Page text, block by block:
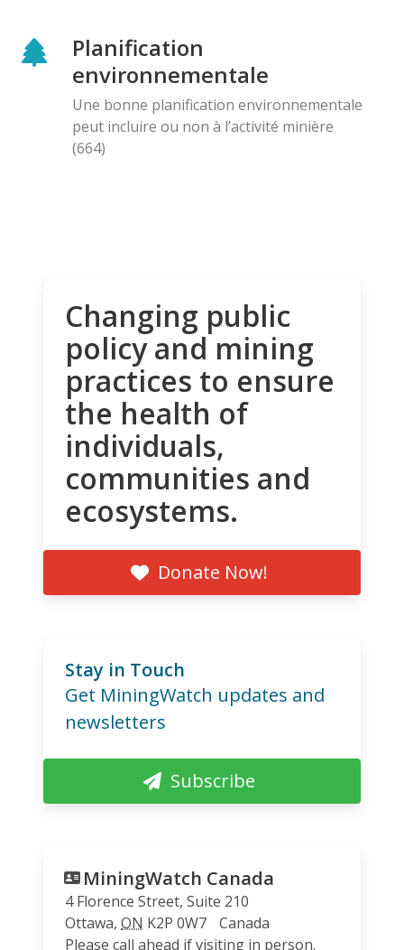
Planification
environnementale
Une bonne planification environnementale
peut incluire ou non à l’activité minière
(664)
Changing public
policy and mining
practices to ensure
the health of
individuals,
communities and
ecosystems.
Donate Now!
Stay in Touch
Get MiningWatch updates and
newsletters
Subscribe
MiningWatch Canada
4 Florence Street, Suite 210
Ottawa, ON K2P 0W7
Canada
Please call ahead if visiting in person.